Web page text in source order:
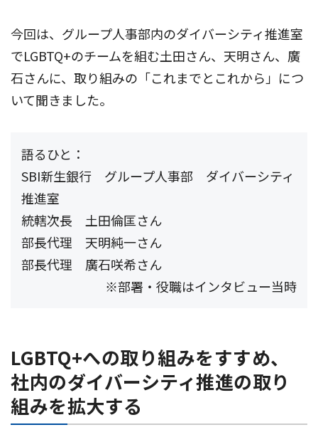
今回は、グループ人事部内のダイバーシティ推進室
でLGBTQ+のチームを組む土田さん、天明さん、廣
石さんに、取り組みの「これまでとこれから」につ
いて聞きました。
語るひと：
SBI新生銀行 グループ人事部 ダイバーシティ
推進室
統轄次長 土田倫匡さん
部長代理 天明純一さん
部長代理 廣石咲希さん
※部署・役職はインタビュー当時
LGBTQ+への取り組みをすすめ、
社内のダイバーシティ推進の取り
組みを拡大する